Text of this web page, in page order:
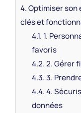
4.Optimiser son
clés et
4.1. 1.
favoris
4.2.2. Gérer
4.3.3.
4.4.4.
données